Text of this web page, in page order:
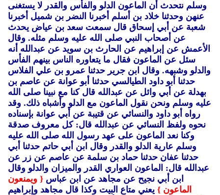
وسلم نتحدث أن الماعون الدلو والفأس والقدر لا يستغنى
عنهن وحدثنا خلاد بن أسلم أخبرنا النضر بن شميل أخبرنا
شعبة عن أبي إسحاق قال سمعت سعد بن عياض يحدث
عن أصحاب النبي صلى الله عليه وسلم مثله. وقال
الأعمش عن إبراهيم عن الحارث بن سويد عن عبدالله أنه
سئل عن الماعون فقال ما يتعاوره الناس بينهم الفأس
والدلو وشبهه. وقال ابن جرير حدثنا عمرو بن علي الفلاس
حدثنا أبو داود الطيالسي حدثنا أبو عوانة عن عاصم بن
بهدلة عن أبي وائل عن عبدالله قال كنا مع نبينا صلى الله
عليه وسلم ونحن نقول الماعون مع الدلو وأشباه ذلك. وقد
رواه أبو داود والنسائي عن قتيبة عن أبي عوانة بإسناده
نحوه ولفظ النسائي عن عبدالله قال: كل معروف صدقة
وكنا نعد الماعون على عهد رسول الله صلى الله عليه
وسلم عارية الدلو والقدر وقال ابن أبي حاتم حدثنا أبي
حدثنا عفان حدثنا حماد بن سلمة عن عاصم عن زر عن
عبدالله قال: الماعون العواري القدر والميزان والدلو وقال
ابن أبي نجيح عن مجاهد عن ابن عباس { ويمنعون
الماعون } يعني متاع البيت وكذا قال مجاهد وإبراهيم